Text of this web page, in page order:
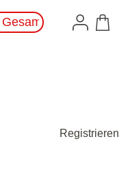
Registrieren